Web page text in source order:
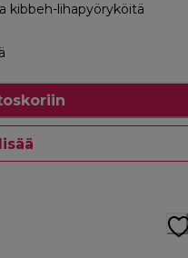
kibbeh-lihapyöryköitä